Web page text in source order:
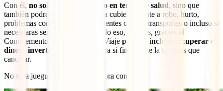
Con él, no solo estarás cubierto en temas de salud, sino que
también podrás viajar a Tailandia cubierto frente a robo, hurto,
problemas con tu equipaje, incidentes con tus transportes o incluso si
necesitaras ser repatriado. No solo eso, además, gracias al
Complemento de Anulación de Viaje podrías incluso recuperar el
dinero invertido
en esta aventura si finalmente la tuvieras que
cancelar.
No te la juegues aquí y hazte ahora con él: